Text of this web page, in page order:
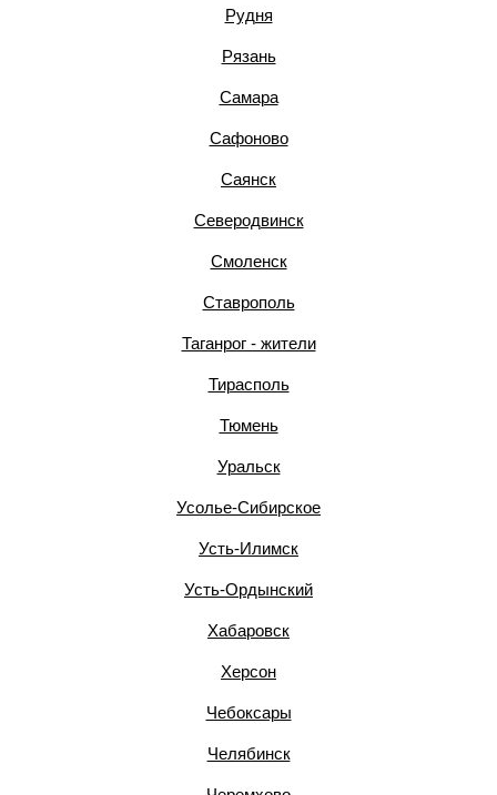
Рудня
Рязань
Самара
Сафоново
Саянск
Северодвинск
Смоленск
Ставрополь
Таганрог - жители
Тирасполь
Тюмень
Уральск
Усолье-Сибирское
Усть-Илимск
Усть-Ордынский
Хабаровск
Херсон
Чебоксары
Челябинск